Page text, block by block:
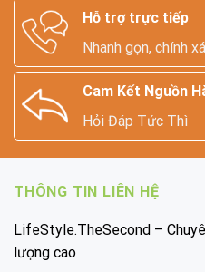
Hỗ trợ trực tiếp
Nhanh gọn, chính
Cam Kết Nguồn
Hỏi Đáp Tức Thì
THÔNG TIN LIÊN HỆ
LifeStyle.TheSecond –
lượng cao